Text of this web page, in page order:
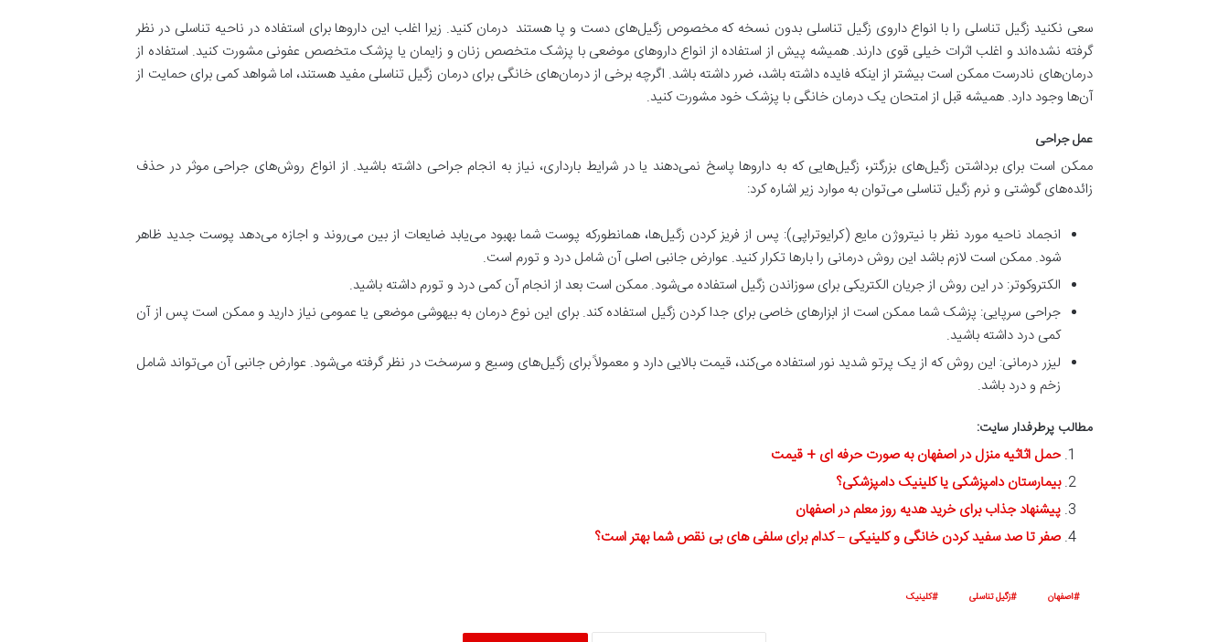
سعی نکنید زگیل تناسلی را با انواع داروی زگیل تناسلی بدون نسخه که مخصوص زگیل‌های دست و پا هستند درمان کنید. زیرا اغلب این داروها برای استفاده در ناحیه تناسلی در نظر
گرفته نشده‌اند و اغلب اثرات خیلی قوی دارند. همیشه پیش از استفاده از انواع داروهای موضعی با پزشک متخصص زنان و زایمان یا پزشک متخصص عفونی مشورت کنید. استفاده از
درمان‌های نادرست ممکن است بیشتر از اینکه فایده داشته باشد، ضرر داشته باشد. اگرچه برخی از درمان‌های خانگی برای درمان زگیل تناسلی مفید هستند، اما شواهد کمی برای حمایت از
آن‌ها وجود دارد. همیشه قبل از امتحان یک درمان خانگی با پزشک خود مشورت کنید.
عمل جراحی
ممکن است برای برداشتن زگیل‌های بزرگتر، زگیل‌هایی که به داروها پاسخ نمی‌دهند یا در شرایط بارداری، نیاز به انجام جراحی داشته باشید. از انواع روش‌های جراحی موثر در حذف
زائده‌های گوشتی و نرم زگیل تناسلی می‌توان به موارد زیر اشاره کرد:
انجماد ناحیه مورد نظر با نیتروژن مایع (کرایوتراپی): پس از فریز کردن زگیل‌ها، همانطورکه پوست شما بهبود می‌یابد ضایعات از بین می‌روند و اجازه می‌دهد پوست جدید ظاهر
شود. ممکن است لازم باشد این روش درمانی را بارها تکرار کنید. عوارض جانبی اصلی آن شامل درد و تورم است.
الکتروکوتر: در این روش از جریان الکتریکی برای سوزاندن زگیل استفاده می‌شود. ممکن است بعد از انجام آن کمی درد و تورم داشته باشید.
جراحی سرپایی: پزشک شما ممکن است از ابزارهای خاصی برای جدا کردن زگیل استفاده کند. برای این نوع درمان به بیهوشی موضعی یا عمومی نیاز دارید و ممکن است پس از آن
کمی درد داشته باشید.
لیزر درمانی: این روش که از یک پرتو شدید نور استفاده می‌کند، قیمت بالایی دارد و معمولاً برای زگیل‌های وسیع و سرسخت در نظر گرفته می‌شود. عوارض جانبی آن می‌تواند شامل
زخم و درد باشد.
مطالب پرطرفدار سایت:
حمل اثاثیه منزل در اصفهان به صورت حرفه ای + قیمت
بیمارستان دامپزشکی یا کلینیک دامپزشکی؟
پیشنهاد جذاب برای خرید هدیه روز معلم در اصفهان
صفر تا صد سفید کردن خانگی و کلینیکی – کدام برای سلفی های بی نقص شما بهتر است؟
اصفهان زگیل تناسلی کلینیک